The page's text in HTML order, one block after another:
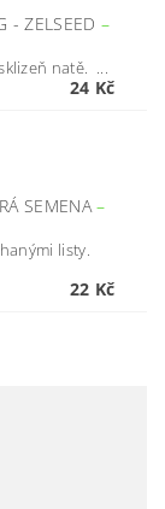
- ZELSEED –
natě. ...
24 Kč
SEMENA–
listy.
22 Kč